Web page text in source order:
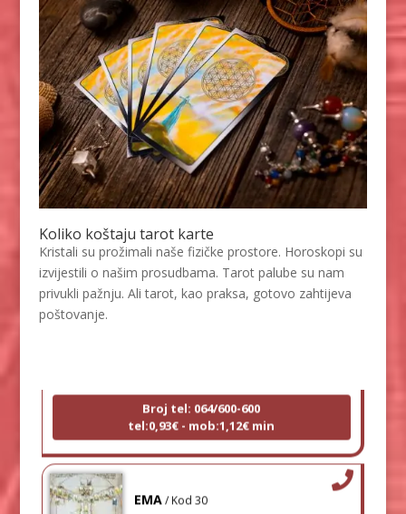
Koliko koštaju tarot karte
Kristali su prožimali naše fizičke prostore. Horoskopi su
izvijestili o našim prosudbama. Tarot palube su nam
privukli pažnju. Ali tarot, kao praksa, gotovo zahtijeva
poštovanje.
LUCIJA / Kod #136
Broj tel: 064/600-600
tel:0,93€ - mob:1,12€ min